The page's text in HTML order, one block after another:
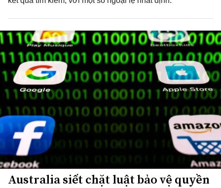
Australia siết chặt luật bảo vệ quyền